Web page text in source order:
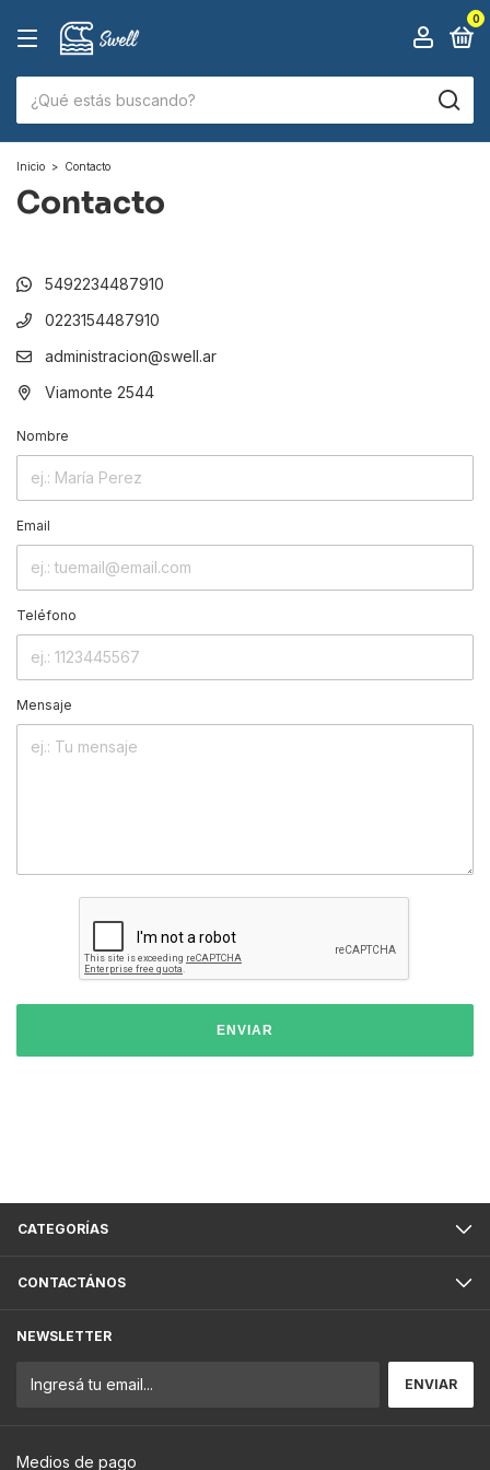
0
Inicio > Contacto
Contacto
5492234487910
0223154487910
administracion@swell.ar
Viamonte 2544
Nombre
Email
Teléfono
Mensaje
ENVIAR
CATEGORÍAS
CONTACTÁNOS
NEWSLETTER
Medios de pago